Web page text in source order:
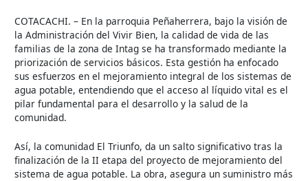
COTACACHI. – En la parroquia Peñaherrera, bajo la visión de
la Administración del Vivir Bien, la calidad de vida de las
familias de la zona de Intag se ha transformado mediante la
priorización de servicios básicos. Esta gestión ha enfocado
sus esfuerzos en el mejoramiento integral de los sistemas de
agua potable, entendiendo que el acceso al líquido vital es el
pilar fundamental para el desarrollo y la salud de la
comunidad.
Así, la comunidad El Triunfo, da un salto significativo tras la
finalización de la II etapa del proyecto de mejoramiento del
sistema de agua potable. La obra, asegura un suministro más